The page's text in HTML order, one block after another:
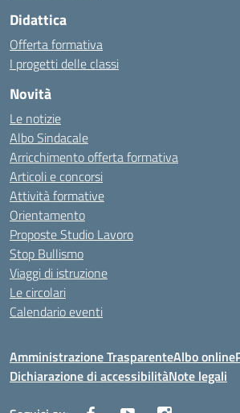
Didattica
Offerta formativa
I progetti delle classi
Novità
Le notizie
Albo Sindacale
Arricchimento offerta formativa
Articoli e concorsi
Attività formative
Orientamento
Proposte Studio Lavoro
Stop Bullismo
Viaggi di istruzione
Le circolari
Calendario eventi
Amministrazione TrasparenteAlbo online
Dichiarazione di accessibilitàNote legali